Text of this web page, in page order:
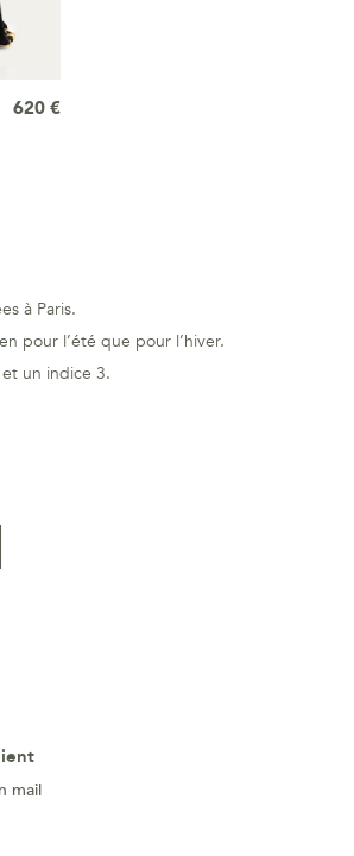
620 €
à Paris.
pour l’été que pour l’hiver.
un indice 3.
mail